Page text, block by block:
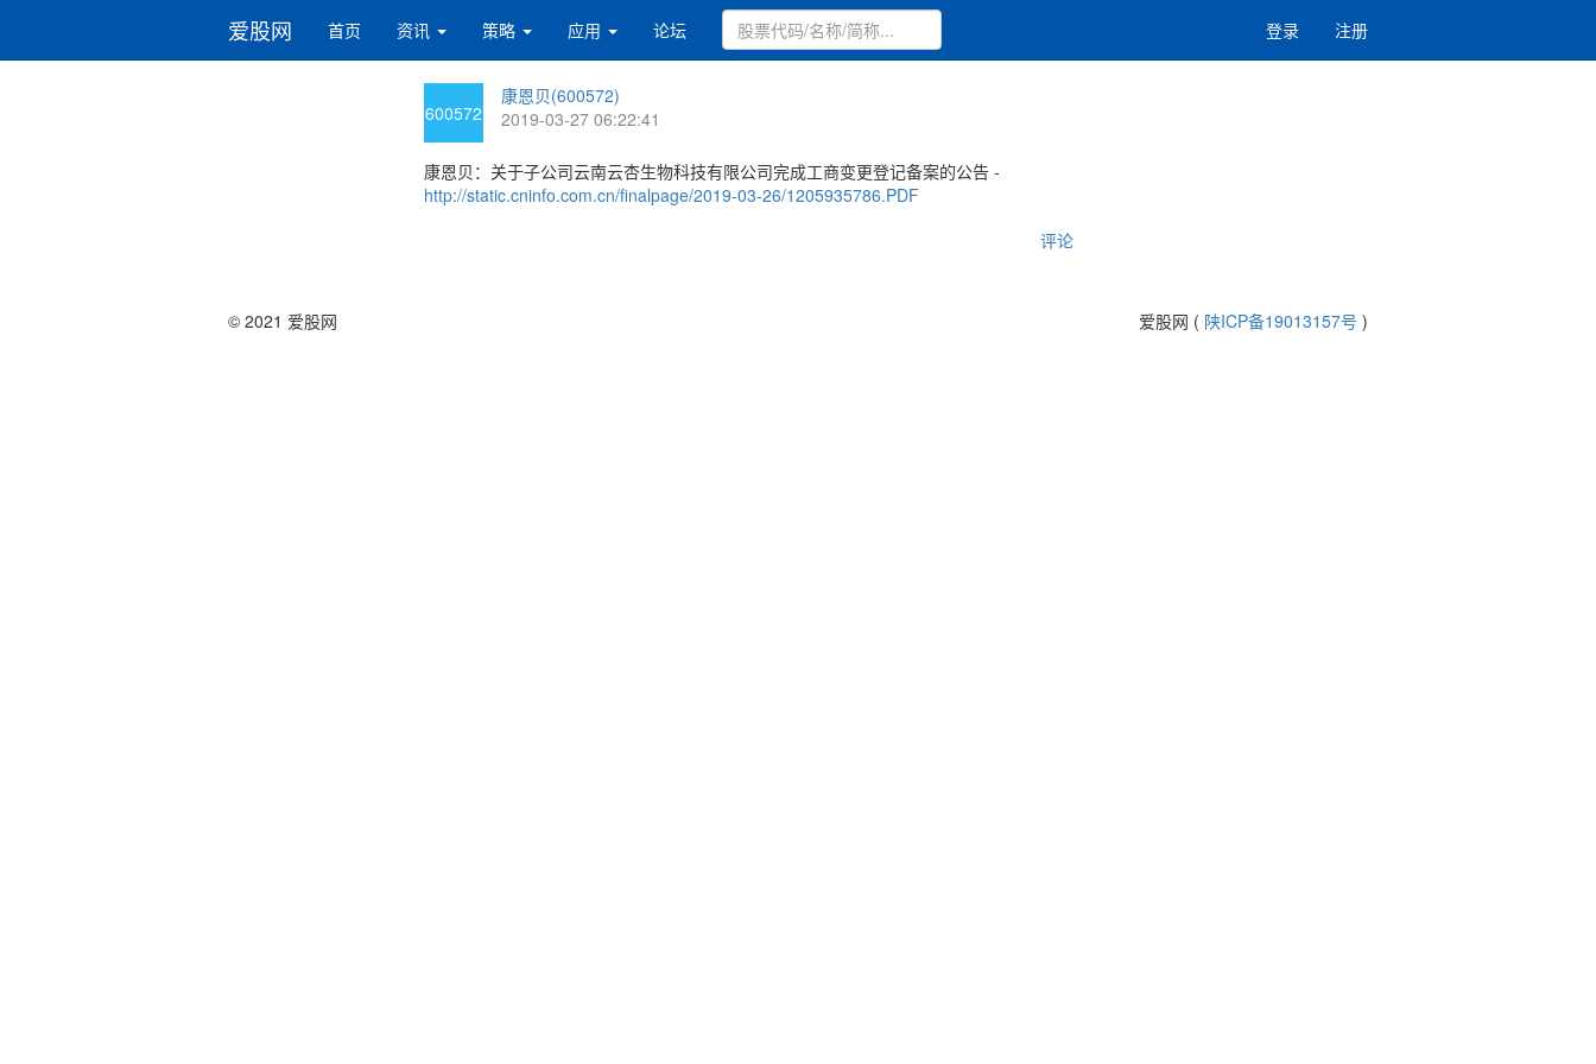
爱股网 首页 资讯 策略 应用 论坛 登录 注册
600572
康恩贝(600572)
2019-03-27 06:22:41
康恩贝：关于子公司云南云杏生物科技有限公司完成工商变更登记备案的公告 -
http://static.cninfo.com.cn/finalpage/2019-03-26/1205935786.PDF
评论
© 2021 爱股网 爱股网 ( 陕ICP备19013157号 )